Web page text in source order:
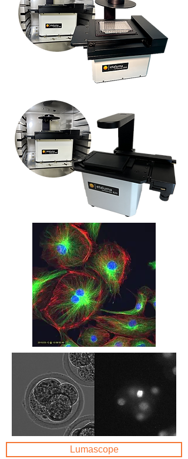
Lumascope